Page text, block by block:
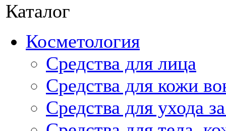
Каталог
Косметология
Средства для лица
Средства для кожи
Средства для ухода